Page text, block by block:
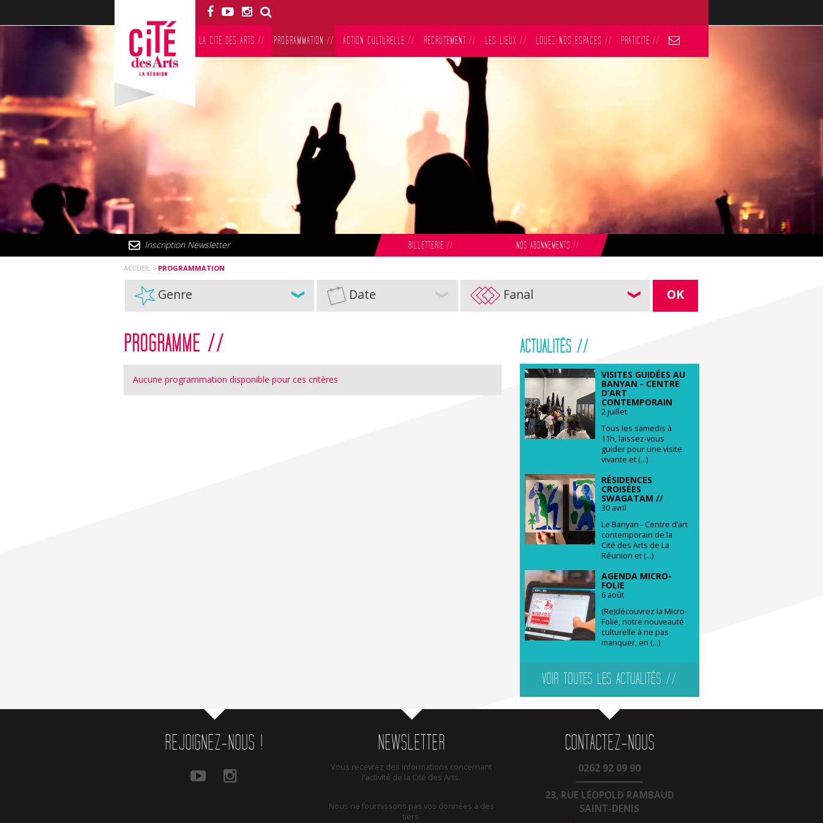
LA CITÉ DES ARTS // PROGRAMMATION // ACTION CULTURELLE // RECRUTEMENT // LES LIEUX // LOUEZ NOS ESPACES // PRATICITÉ //
BILLETTERIE // NOS ABONNEMENTS //
Inscription Newsletter
ACCUEIL PROGRAMMATION
Genre Date Fanal OK
PROGRAMME //
Aucune programmation disponible pour ces critères
ACTUALITÉS //
VISITES GUIDÉES AU
BANYAN - CENTRE
D’ART
CONTEMPORAIN
2 juillet
Tous les samedis à
11h, laissez-vous
guider pour une visite
vivante et (...)
RÉSIDENCES
CROISÉES
SWAGATAM //
30 avril
Le Banyan - Centre d’art
contemporain de la
Cité des Arts de La
Réunion et (...)
AGENDA MICRO-
FOLIE
6 août
(Re)découvrez la Micro-
Folie, notre nouveauté
culturelle à ne pas
manquer, en (...)
VOIR TOUTES LES ACTUALITÉS //
REJOIGNEZ-NOUS ! NEWSLETTER
Vous recevrez des informations concernant
l'activité de la Cité des Arts.
Nous ne fournissons pas vos données à des
tiers.
CONTACTEZ-NOUS
0262 92 09 90
23, RUE LÉOPOLD RAMBAUD
SAINT-DENIS